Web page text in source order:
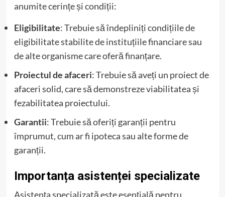
anumite cerințe și condiții:
Eligibilitate: Trebuie să îndepliniți condițiile de
eligibilitate stabilite de instituțiile financiare sau
de alte organisme care oferă finanțare.
Proiectul de afaceri: Trebuie să aveți un proiect de
afaceri solid, care să demonstreze viabilitatea și
fezabilitatea proiectului.
Garantii: Trebuie să oferiți garanții pentru
împrumut, cum ar fi ipoteca sau alte forme de
garanții.
Importanța asistenței specializate
Asistența specializată este esențială pentru